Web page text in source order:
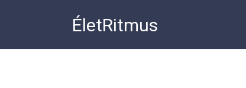
ÉletRitmus